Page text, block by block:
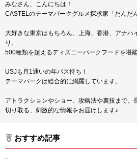
みなさん、こんにちは！
CASTELのテーマパークグルメ探求家「だんだ
大好きな東京はもちろん、上海、香港、アナハ
り、
500種類を超えるディズニーパークフードを堪
USJも月1通いの年パス持ち！
テーマパークは総合的に網羅しています。
アトラクションやショー、攻略法や裏技まで。
切り取る、刺激的な情報をお届けします♪
おすすめ記事